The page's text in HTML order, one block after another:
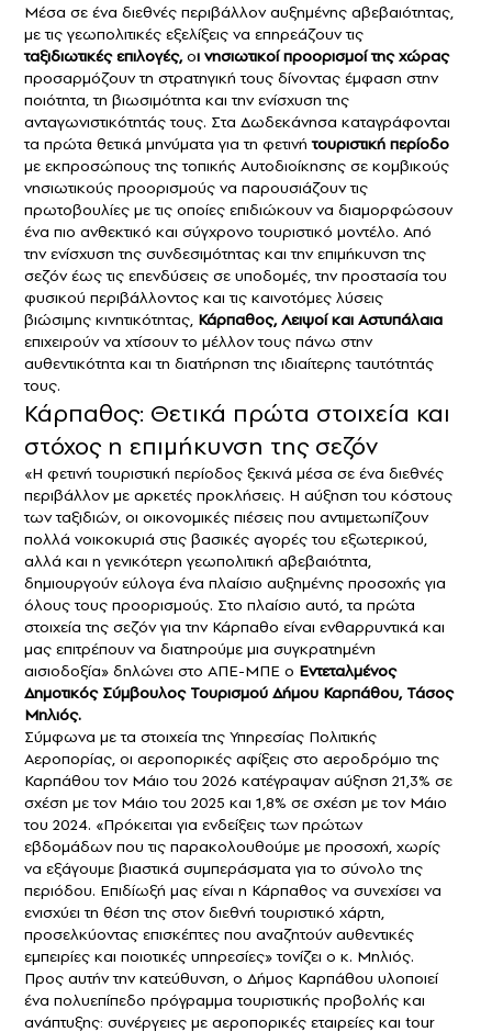
Μέσα σε ένα διεθνές περιβάλλον αυξημένης αβεβαιότητας,
με τις γεωπολιτικές εξελίξεις να επηρεάζουν τις
ταξιδιωτικές επιλογές,οι νησιωτικοί προορισμοί της χώρας
προσαρμόζουν τη στρατηγική τους δίνοντας έμφαση στην
ποιότητα, τη βιωσιμότητα και την ενίσχυση της
ανταγωνιστικότητάς τους. Στα Δωδεκάνησα καταγράφονται
τα πρώτα θετικά μηνύματα για τη φετινήτουριστική περίοδο
με εκπροσώπους της τοπικής Αυτοδιοίκησης σε κομβικούς
νησιωτικούς προορισμούς να παρουσιάζουν τις
πρωτοβουλίες με τις οποίες επιδιώκουν να διαμορφώσουν
ένα πιο ανθεκτικό και σύγχρονο τουριστικό μοντέλο. Από
την ενίσχυση της συνδεσιμότητας και την επιμήκυνση της
σεζόν έως τις επενδύσεις σε υποδομές, την προστασία του
φυσικού περιβάλλοντος και τις καινοτόμες λύσεις
βιώσιμης κινητικότητας, Κάρπαθος, Λειψοί και Αστυπάλαια
επιχειρούν να χτίσουν το μέλλον τους πάνω στην
αυθεντικότητα και τη διατήρηση της ιδιαίτερης ταυτότητάς
τους.
Κάρπαθος: Θετικά πρώτα στοιχεία και
στόχος η επιμήκυνση της σεζόν
«Η φετινή τουριστική περίοδος ξεκινά μέσα σε ένα διεθνές
περιβάλλον με αρκετές προκλήσεις. Η αύξηση του κόστους
των ταξιδιών, οι οικονομικές πιέσεις που αντιμετωπίζουν
πολλά νοικοκυριά στις βασικές αγορές του εξωτερικού,
αλλά και η γενικότερη γεωπολιτική αβεβαιότητα,
δημιουργούν εύλογα ένα πλαίσιο αυξημένης προσοχής για
όλους τους προορισμούς. Στο πλαίσιο αυτό, τα πρώτα
στοιχεία της σεζόν για την Κάρπαθο είναι ενθαρρυντικά και
μας επιτρέπουν να διατηρούμε μια συγκρατημένη
αισιοδοξία» δηλώνει στο ΑΠΕ-ΜΠΕ ο Εντεταλμένος
Δημοτικός Σύμβουλος Τουρισμού Δήμου Καρπάθου, Τάσος
Μηλιός.
Σύμφωνα με τα στοιχεία της Υπηρεσίας Πολιτικής
Αεροπορίας, οι αεροπορικές αφίξεις στο αεροδρόμιο της
Καρπάθου τον Μάιο του 2026 κατέγραψαν αύξηση 21,3% σε
σχέση με τον Μάιο του 2025 και 1,8% σε σχέση με τον Μάιο
του 2024. «Πρόκειται για ενδείξεις των πρώτων
εβδομάδων που τις παρακολουθούμε με προσοχή, χωρίς
να εξάγουμε βιαστικά συμπεράσματα για το σύνολο της
περιόδου. Επιδίωξή μας είναι η Κάρπαθος να συνεχίσει να
ενισχύει τη θέση της στον διεθνή τουριστικό χάρτη,
προσελκύοντας επισκέπτες που αναζητούν αυθεντικές
εμπειρίες και ποιοτικές υπηρεσίες» τονίζει ο κ. Μηλιός.
Προς αυτήν την κατεύθυνση, ο Δήμος Καρπάθου υλοποιεί
ένα πολυεπίπεδο πρόγραμμα τουριστικής προβολής και
ανάπτυξης: συνέργειες με αεροπορικές εταιρείες και tour